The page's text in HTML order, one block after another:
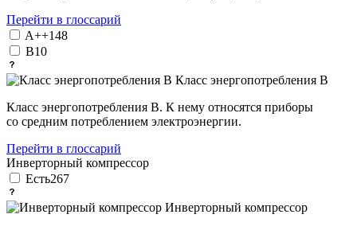
Перейти в глоссарий
A++148
B10
Класс энергопотребления В
Класс энергопотребления B. К нему относятся приборы
со средним потреблением электроэнергии.
Перейти в глоссарий
Инверторный компрессор
Есть267
Инверторный компрессор